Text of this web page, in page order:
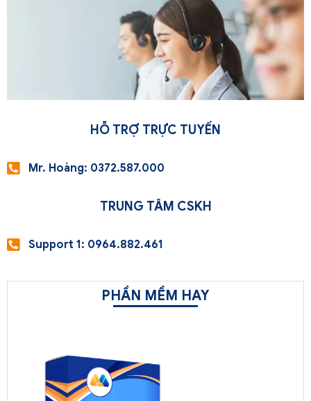
HỖ TRỢ TRỰC TUYẾN
Mr. Hoàng: 0372.587.000
TRUNG TÂM CSKH
Support 1: 0964.882.461
PHẦN MỀM HAY